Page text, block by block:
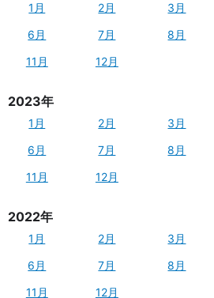
1月 2月 3月
6月
7月 8月
11月
12月
2023年
1月 2月 3月
6月
7月 8月
11月
12月
2022年
1月 2月 3月
6月
7月 8月
11月
12月